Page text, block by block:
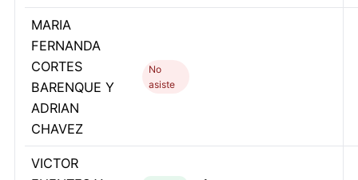
MARIA
FERNANDA
CORTES
BARENQUE Y
ADRIAN
CHAVEZ
No
asiste
VICTOR